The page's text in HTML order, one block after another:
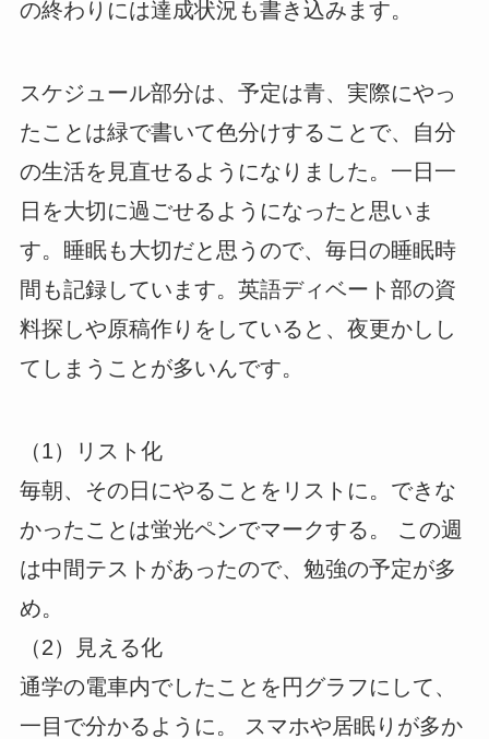
の終わりには達成状況も書き込みます。
スケジュール部分は、予定は青、実際にやっ
たことは緑で書いて色分けすることで、自分
の生活を見直せるようになりました。一日一
日を大切に過ごせるようになったと思いま
す。睡眠も大切だと思うので、毎日の睡眠時
間も記録しています。英語ディベート部の資
料探しや原稿作りをしていると、夜更かしし
てしまうことが多いんです。
（1）リスト化
毎朝、その日にやることをリストに。できな
かったことは蛍光ペンでマークする。 この週
は中間テストがあったので、勉強の予定が多
め。
（2）見える化
通学の電車内でしたことを円グラフにして、
一目で分かるように。 スマホや居眠りが多か